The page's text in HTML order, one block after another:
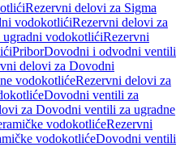
Rezervni delovi za Sigma
vodokotlićiRezervni delovi za
ugradni vodokotlićiRezervni
PriborDovodni i odvodni ventili
delovi za Dovodni
vodokotlićeRezervni delovi za
Dovodni ventili za
za Dovodni ventili za ugradne
vodokotlićeRezervni
vodokotlićeDovodni ventili